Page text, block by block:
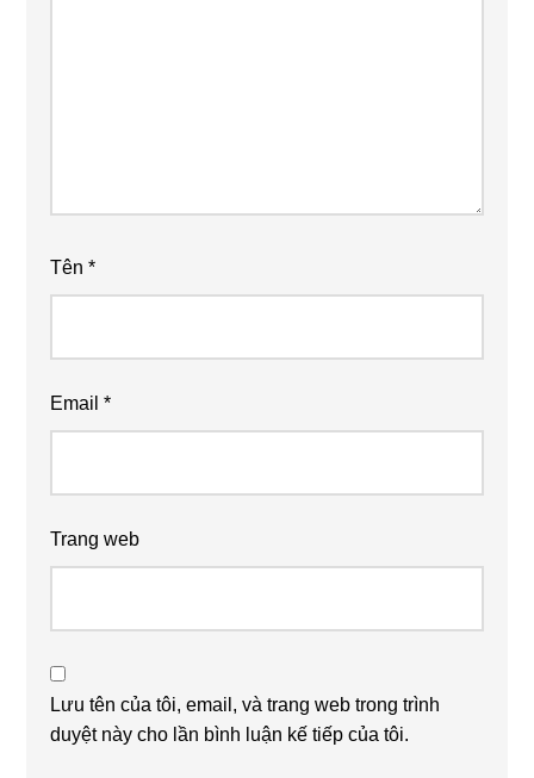
Tên*
Email*
Trang web
Lưu tên của tôi, email, và trang web trong trình
duyệt này cho lần bình luận kế tiếp của tôi.